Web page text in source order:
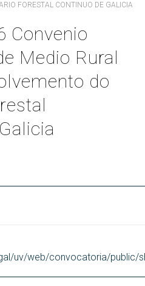
FORESTAL CONTINUO DE GALICIA
Convenio
Medio Rural
do
uv/web/convocatoria/public/